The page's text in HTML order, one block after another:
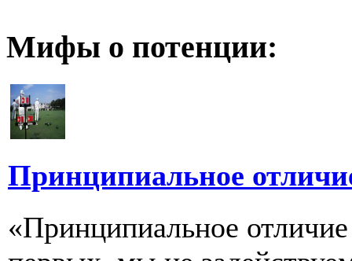
Мифы о потенции:
Принципиальное
«Принципиальное